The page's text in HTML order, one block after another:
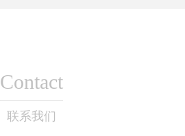
Contact
联系我们